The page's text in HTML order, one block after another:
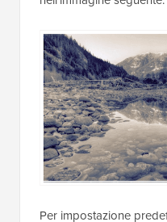
Per impostazione